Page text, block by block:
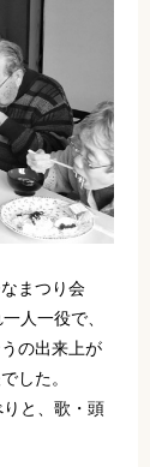
まつり会
人一役で、
の出来上が
した。
と、歌・頭